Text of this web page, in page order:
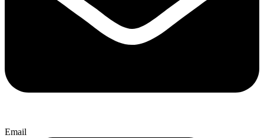
Email